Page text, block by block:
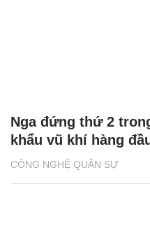
CÔNG NGHỆ QUÂN SỰ
Nga đứng thứ 2
khẩu vũ khí hàng